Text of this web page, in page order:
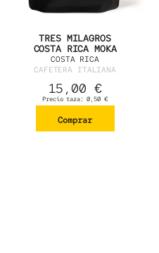
TRES MILAGROS
COSTA RICA MOKA
COSTA RICA
CAFETERA ITALIANA
15,00 €
Precio taza:0,50 €
Comprar